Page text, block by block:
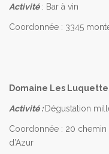
Activité: Bar à vin
Coordonnée : 3345
Domaine Les
Activité : Dégustation
Coordonnée : 20 chemin
d’Azur